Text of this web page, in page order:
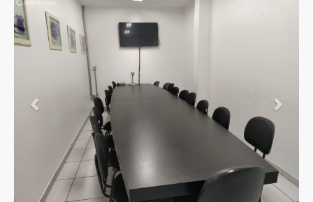
Previous